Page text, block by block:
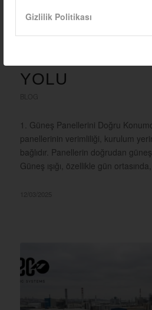
Gizlilik Politikası
GÜNEŞ
YOLU
1. Güneş Panellerini Doğru
panellerinin verimliliği, kurulum
bağlıdır. Panellerin doğrudan güneş
Güneş ışığı, özellikle gün